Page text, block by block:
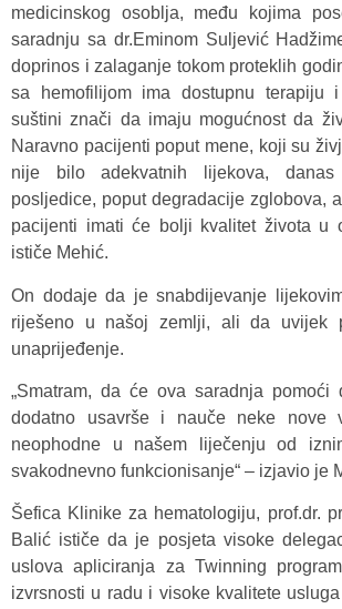
medicinskog osoblja, među kojima
saradnju sa dr.Eminom Suljević
doprinos i zalaganje tokom proteklih
sa hemofilijom ima dostupnu terapiju
suštini znači da imaju mogućnost da
Naravno pacijenti poput mene, koji su
nije bilo adekvatnih lijekova, danas
posljedice, poput degradacije zglobova,
pacijenti imati će bolji kvalitet života u
ističe Mehić.
On dodaje da je snabdijevanje
riješeno u našoj zemlji, ali da uvijek
unaprijeđenje.
„Smatram, da će ova saradnja
dodatno usavrše i nauče neke nove
neophodne u našem liječenju od
svakodnevno funkcionisanje“ – izjavio je
Šefica Klinike za hematologiju, prof.dr.
Balić ističe da je posjeta visoke
uslova apliciranja za Twinning
izvrsnosti u radu i visoke kvalitete